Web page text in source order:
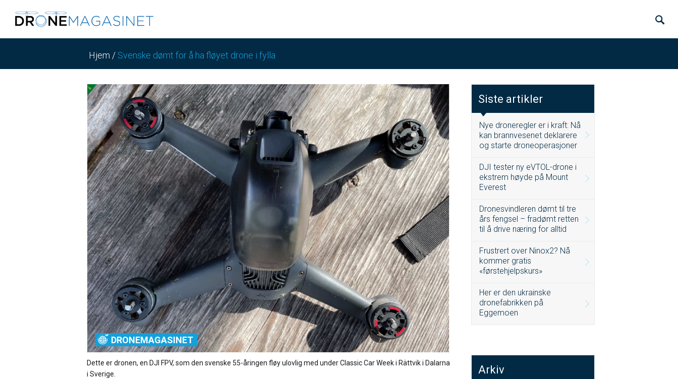
Hjem / Svenske dømt for å ha fløyet drone i fylla
DRONEMAGASINET
Dette er dronen, en DJI FPV, som den svenske 55-åringen fløy ulovlig med under Classic Car Week i Rättvik i Dalarna
i Sverige.
Siste artikler
Nye droneregler er i kraft: Nå
kan brannvesenet deklarere
og starte droneoperasjoner
DJI tester ny eVTOL-drone i
ekstrem høyde på Mount
Everest
Dronesvindleren dømt til tre
års fengsel – fradømt retten
til å drive næring for alltid
Frustrert over Ninox2? Nå
kommer gratis
«førstehjelpskurs»
Her er den ukrainske
dronefabrikken på
Eggemoen
Arkiv